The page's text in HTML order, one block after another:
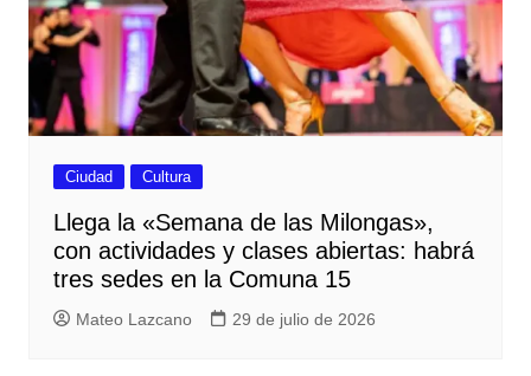
Ciudad Cultura
Llega la «Semana de las Milongas»,
con actividades y clases abiertas: habrá
tres sedes en la Comuna 15
Mateo Lazcano 29 de julio de 2026